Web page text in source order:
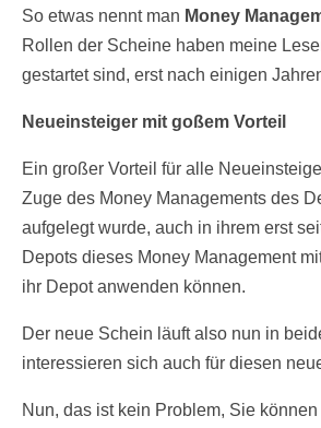
So etwas nennt man Money
Rollen der Scheine haben meine
gestartet sind, erst nach einigen
Neueinsteiger mit goßem Vorteil
Ein großer Vorteil für alle
Zuge des Money Managements des
aufgelegt wurde, auch in ihrem erst
Depots dieses Money Management
ihr Depot anwenden können.
Der neue Schein läuft also nun in
interessieren sich auch für diesen
Nun, das ist kein Problem, Sie